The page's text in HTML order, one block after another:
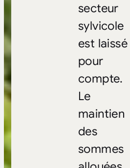
secteur
sylvicole
est laissé
pour
compte.
Le
maintien
des
sommes